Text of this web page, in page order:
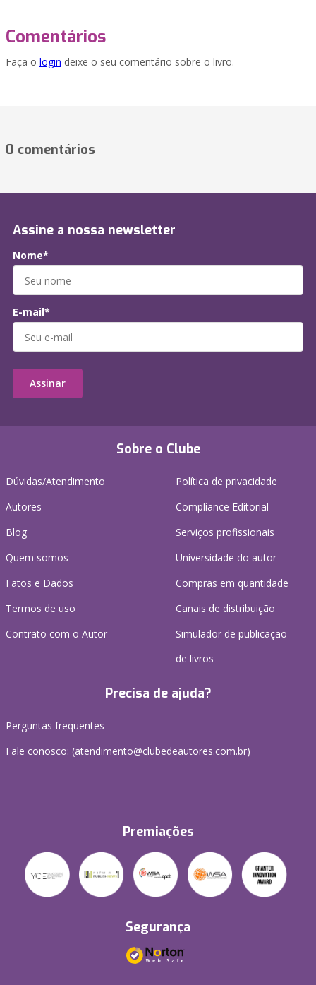
Comentários
Faça o login deixe o seu comentário sobre o livro.
0 comentários
Sobre o Clube
Dúvidas/Atendimento
Autores
Blog
Quem somos
Fatos e Dados
Termos de uso
Contrato com o Autor
Política de privacidade
Compliance Editorial
Serviços profissionais
Universidade do autor
Compras em quantidade
Canais de distribuição
Simulador de publicação
de livros
Precisa de ajuda?
Perguntas frequentes
Fale conosco: (atendimento@clubedeautores.com.br)
Premiações
Segurança
Assine a nossa newsletter
Nome*
E-mail*
Assinar